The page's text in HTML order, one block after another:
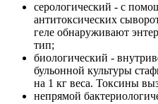
серологический - с
антитоксических
геле обнаруживают
тип;
биологический -
бульонной культуры
на 1 кг веса. Токсины
непрямой